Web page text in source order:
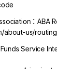
：ABA
about-us/
Service